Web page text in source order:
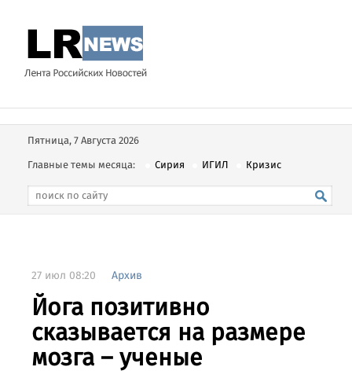
Пятница, 7 Августа 2026
Главные темы месяца:
Сирия ИГИЛ Кризис
27 июл 08:20 Архив
Йога позитивно
сказывается на размере
мозга – ученые